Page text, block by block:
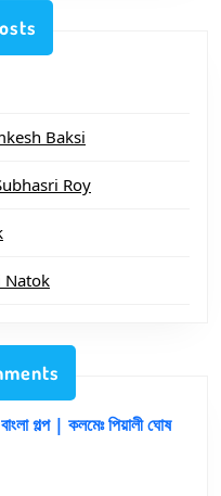
Baksi
Roy
Natok
গল্প | কলমেঃ পিয়ালী ঘোষ